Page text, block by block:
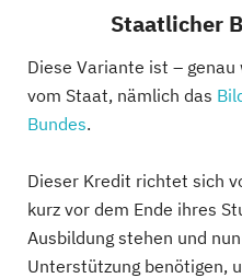
Staatlicher
Diese Variante ist – genau
vom Staat, nämlich das
Bundes.
Dieser Kredit richtet sich
kurz vor dem Ende ihres
Ausbildung stehen und
Unterstützung benötigen,